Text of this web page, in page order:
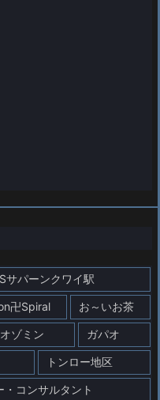
サパーンクワイ駅
卍Spiral お～いお茶
オゾミン ガパオ
トンロー地区
・コンサルタント